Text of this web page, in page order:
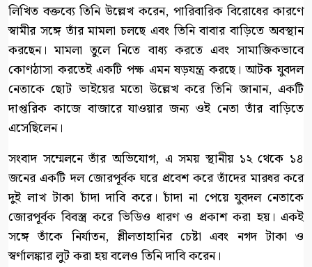
লিখিত বক্তব্যে তিনি উল্লেখ করেন, পারিবারিক বিরোধের কারণে
স্বামীর সঙ্গে তাঁর মামলা চলছে এবং তিনি বাবার বাড়িতে অবস্থান
করছেন। মামলা তুলে নিতে বাধ্য করতে এবং সামাজিকভাবে
কোণঠাসা করতেই একটি পক্ষ এমন ষড়যন্ত্র করছে। আটক যুবদল
নেতাকে ছোট ভাইয়ের মতো উল্লেখ করে তিনি জানান, একটি
দাপ্তরিক কাজে বাজারে যাওয়ার জন্য ওই নেতা তাঁর বাড়িতে
এসেছিলেন।
সংবাদ সম্মেলনে তাঁর অভিযোগ, এ সময় স্থানীয় ১২ থেকে ১৪
জনের একটি দল জোরপূর্বক ঘরে প্রবেশ করে তাঁদের মারধর করে
দুই লাখ টাকা চাঁদা দাবি করে। চাঁদা না পেয়ে যুবদল নেতাকে
জোরপূর্বক বিবস্ত্র করে ভিডিও ধারণ ও প্রকাশ করা হয়। একই
সঙ্গে তাঁকে নির্যাতন, শ্লীলতাহানির চেষ্টা এবং নগদ টাকা ও
স্বর্ণালঙ্কার লুট করা হয় বলেও তিনি দাবি করেন।